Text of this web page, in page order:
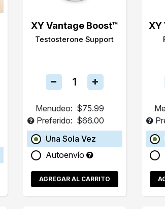
XY Vantage Boost™
Testosterone Support
Menudeo: $75.99
Preferido: $66.00
Una Sola Vez
Autoenvío
AGREGAR AL CARRITO
XY